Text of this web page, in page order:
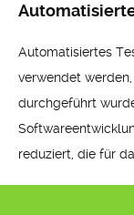
Automatisiertes
verwendet
durchgeführt
reduziert, die für